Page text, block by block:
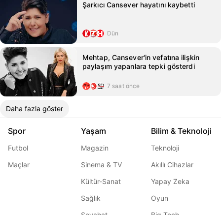
Şarkıcı Cansever hayatını kaybetti
Dün
Mehtap, Cansever'in vefatına ilişkin
paylaşım yapanlara tepki gösterdi
7 saat önce
Daha fazla göster
Spor
Futbol
Maçlar
Yaşam
Magazin
Sinema & TV
Kültür-Sanat
Sağlık
Bilim & Teknoloji
Teknoloji
Akıllı Cihazlar
Yapay Zeka
Oyun